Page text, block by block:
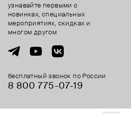
бесплатный звонок по России
8 800 775⁠-07⁠-19
узнавайте первыми о
новинках, специальных
мероприятиях, скидках и
многом другом